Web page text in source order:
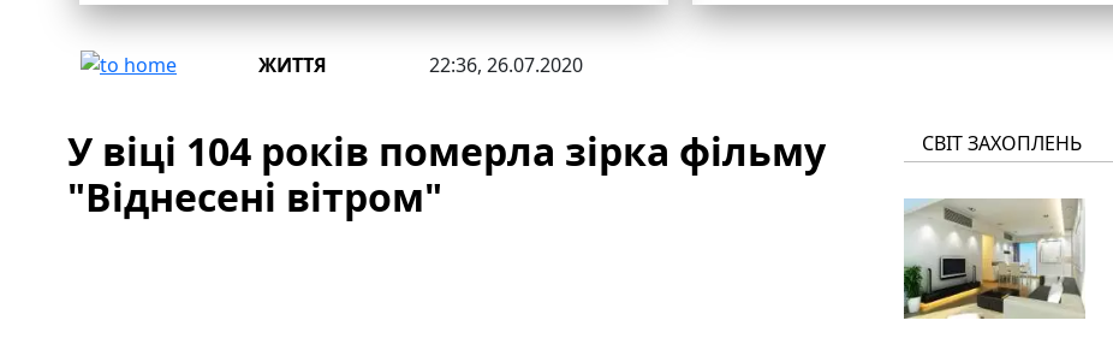
ЖИТТЯ 22:36, 26.07.2020
У віці 104 років померла зірка фільму
"Віднесені вітром"
СВІТ ЗАХОПЛЕНЬ